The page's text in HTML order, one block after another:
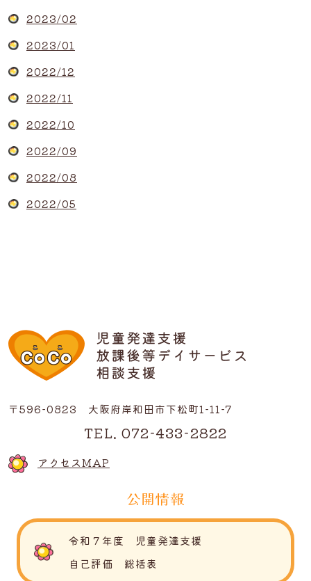
2023/02
2023/01
2022/12
2022/11
2022/10
2022/09
2022/08
2022/05
〒596-0823 大阪府岸和田市下松町1-11-7
TEL. 072-433-2822
アクセスMAP
公開情報
令和７年度 児童発達支援
自己評価 総括表